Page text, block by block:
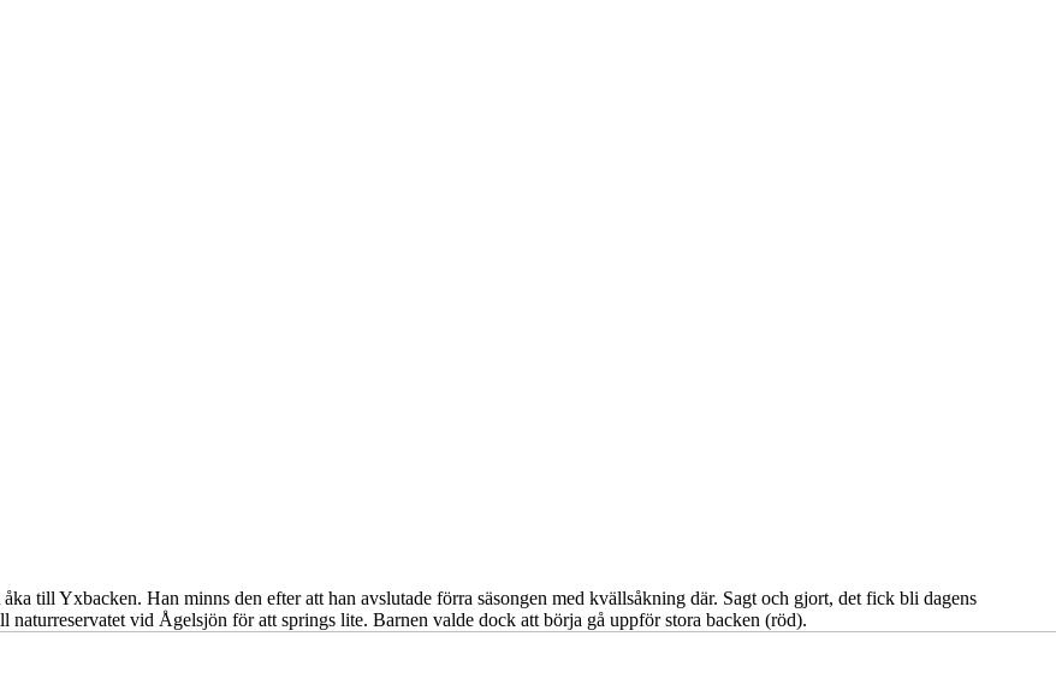
till Yxbacken. Han minns den efter att han avslutade förra säsongen med kvällsåkning där. Sagt och gjort, det fick bli dagens
vid Ågelsjön för att springs lite. Barnen valde dock att börja gå uppför stora backen (röd).